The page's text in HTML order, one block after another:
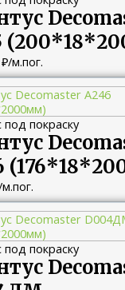
₽/м.пог.
под покраску
под покраску